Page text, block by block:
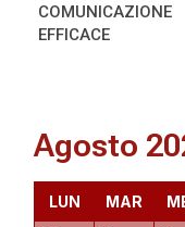
COMUNICAZIONE
EFFICACE
Agosto
LUN MAR